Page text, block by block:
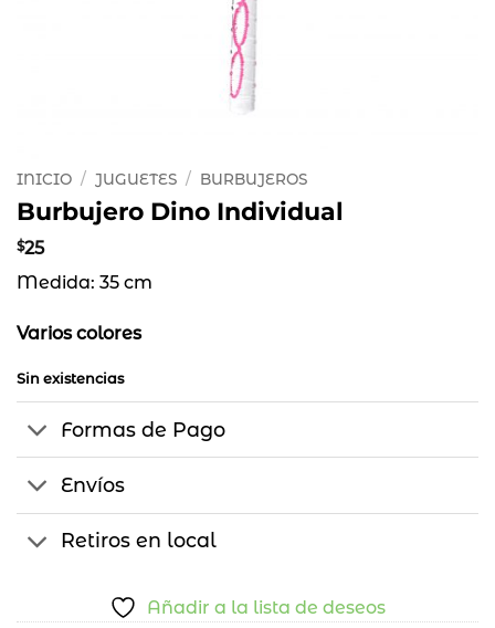
INICIO / JUGUETES / BURBUJEROS
Burbujero Dino Individual
$25
Medida: 35 cm
Varios colores
Sin existencias
Formas de Pago
Envíos
Retiros en local
Añadir a la lista de deseos